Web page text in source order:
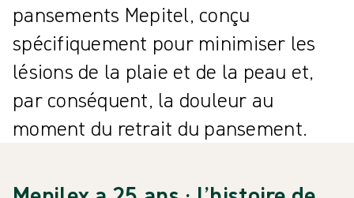
pansements Mepitel, conçu
spécifiquement pour minimiser les
lésions de la plaie et de la peau et,
par conséquent, la douleur au
moment du retrait du pansement.